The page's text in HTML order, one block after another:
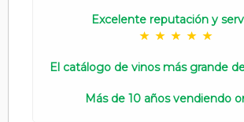
Excelente reputación y
El catálogo de vinos más grande
Más de 10 años vendiendo